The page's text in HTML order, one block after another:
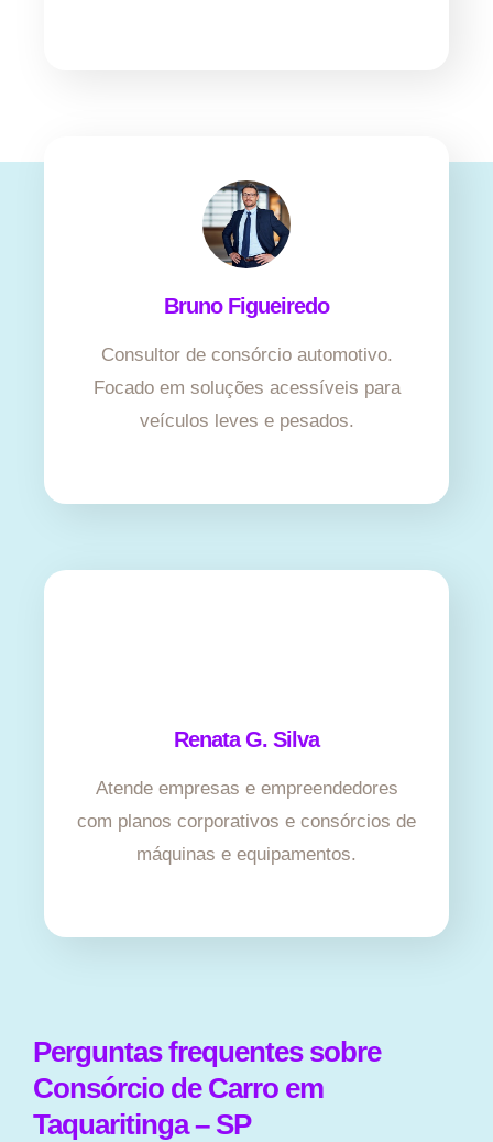
Bruno Figueiredo
Consultor de consórcio automotivo.
Focado em soluções acessíveis para
veículos leves e pesados.
Renata G. Silva
Atende empresas e empreendedores
com planos corporativos e consórcios de
máquinas e equipamentos.
Perguntas frequentes sobre
Consórcio de Carro em
Taquaritinga – SP